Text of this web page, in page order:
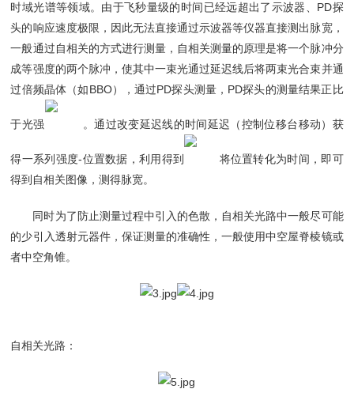
时域光谱等领域。由于飞秒量级的时间已经远超出了示波器、PD探
头的响应速度极限，因此无法直接通过示波器等仪器直接测出脉宽，
一般通过自相关的方式进行测量，自相关测量的原理是将一个脉冲分
成等强度的两个脉冲，使其中一束光通过延迟线后将两束光合束并通
过倍频晶体（如BBO），通过PD探头测量，PD探头的测量结果正比
于光强 。通过改变延迟线的时间延迟（控制位移台移动）获
得一系列强度-位置数据，利用得到
将位置转化为时间，即可
得到自相关图像，测得脉宽。
同时为了防止测量过程中引入的色散，自相关光路中一般尽可能
的少引入透射元器件，保证测量的准确性，一般使用中空屋脊棱镜或
者中空角锥。
自相关光路：